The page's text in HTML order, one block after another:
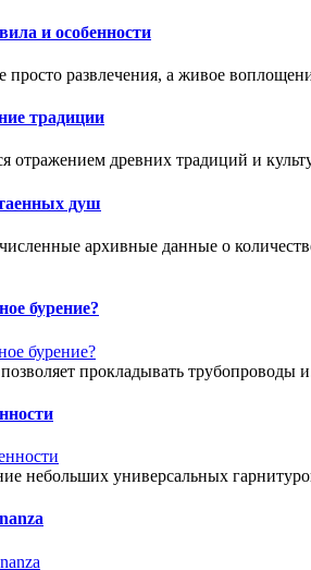
и особенности
развлечения, а живое
традиции
отражением древних традиций и
душ
архивные данные о
бурение?
прокладывать трубопроводы
небольших универсальных